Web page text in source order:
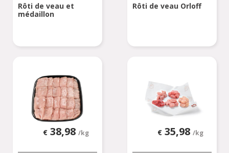
Rôti de veau et
médaillon
Rôti de veau Orloff
€ 38,98 /kg € 35,98 /kg